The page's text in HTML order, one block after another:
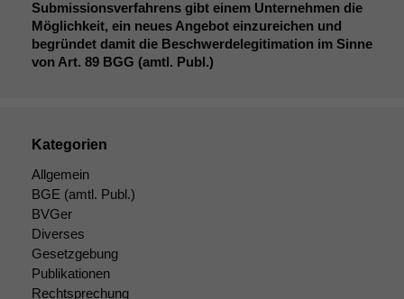
Submissionsverfahrens gibt einem Unternehmen die
Möglichkeit, ein neues Angebot einzureichen und
begründet damit die Beschwerdelegitimation im Sinne
von Art. 89 BGG (amtl. Publ.)
Kategorien
Allgemein
BGE (amtl. Publ.)
BVGer
Diverses
Gesetzgebung
Publikationen
Rechtsprechung